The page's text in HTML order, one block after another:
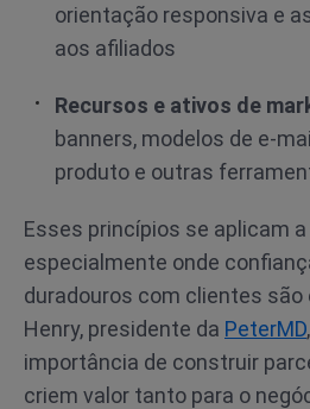
orientação responsiva e
aos afiliados
Recursos e ativos de
banners, modelos de e-
produto e outras
Esses princípios se aplicam
especialmente onde
duradouros com clientes
Henry, presidente da PeterMD
importância de construir
criem valor tanto para o